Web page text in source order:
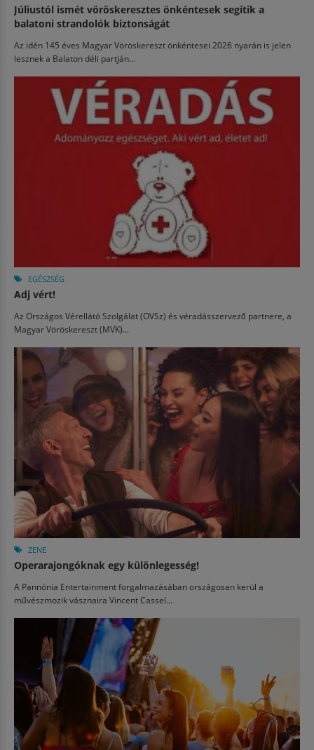
Júliustól ismét vöröskeresztes önkéntesek segítik a
balatoni strandolók biztonságát
Az idén 145 éves Magyar Vöröskereszt önkéntesei 2026 nyarán is jelen
lesznek a Balaton déli partján...
EGÉSZSÉG
Adj vért!
Az Országos Vérellátó Szolgálat (OVSz) és véradásszervező partnere, a
Magyar Vöröskereszt (MVK)...
ZENE
Operarajongóknak egy különlegesség!
A Pannónia Entertainment forgalmazásában országosan kerül a
művészmozik vásznaira Vincent Cassel...